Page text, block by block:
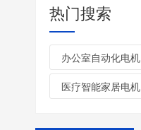
热门搜索
办公室自动化电机
医疗智能家居电机